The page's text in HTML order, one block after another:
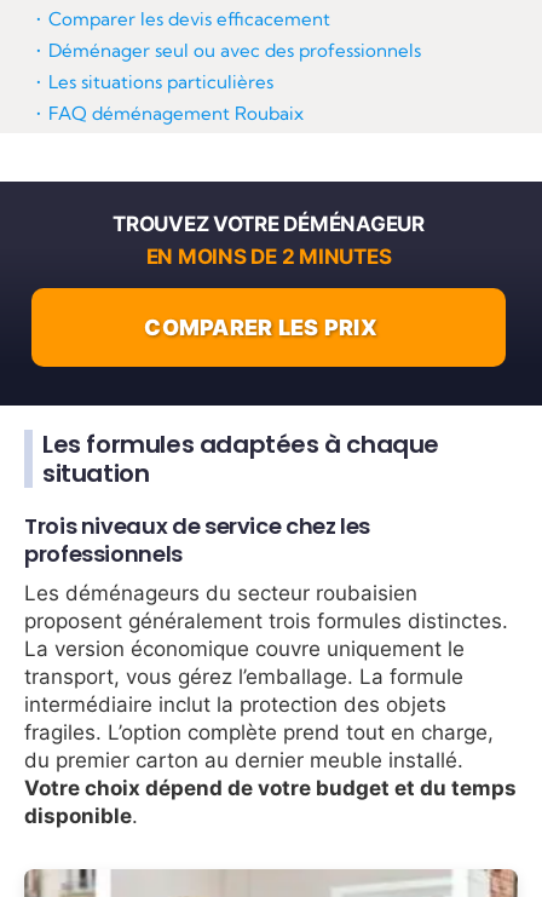
Les formules adaptées à chaque
situation
Trois niveaux de service chez les
professionnels
Les déménageurs du secteur roubaisien
proposent généralement trois formules distinctes.
La version économique couvre uniquement le
transport, vous gérez l’emballage. La formule
intermédiaire inclut la protection des objets
fragiles. L’option complète prend tout en charge,
du premier carton au dernier meuble installé.
Votre choix dépend de votre budget et du temps
disponible.
Comparer les devis efficacement
Déménager seul ou avec des professionnels
Les situations particulières
FAQ déménagement Roubaix
TROUVEZ VOTRE DÉMÉNAGEUR
EN MOINS DE 2 MINUTES
COMPARER LES PRIX